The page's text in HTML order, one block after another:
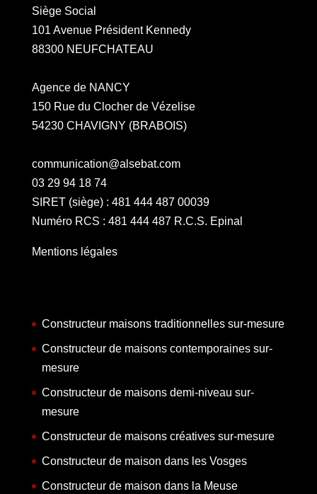
Siège Social
101 Avenue Président Kennedy
88300 NEUFCHATEAU
Agence de NANCY
150 Rue du Clocher de Vézelise
54230 CHAVIGNY (BRABOIS)
communication@alsebat.com
03 29 94 18 74
SIRET (siège) : 481 444 487 00039
Numéro RCS : 481 444 487 R.C.S. Epinal
Mentions légales
Constructeur maisons traditionnelles sur-mesure
Constructeur de maisons contemporaines sur-
mesure
Constructeur de maisons demi-niveau sur-
mesure
Constructeur de maisons créatives sur-mesure
Constructeur de maison dans les Vosges
Constructeur de maison dans la Meuse